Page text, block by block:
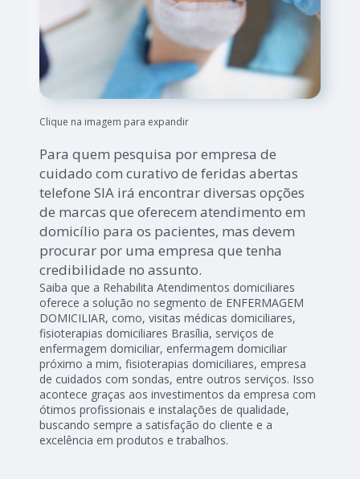
Clique na imagem para expandir
Para quem pesquisa por empresa de
cuidado com curativo de feridas abertas
telefone SIA irá encontrar diversas opções
de marcas que oferecem atendimento em
domicílio para os pacientes, mas devem
procurar por uma empresa que tenha
credibilidade no assunto.
Saiba que a Rehabilita Atendimentos domiciliares
oferece a solução no segmento de ENFERMAGEM
DOMICILIAR, como, visitas médicas domiciliares,
fisioterapias domiciliares Brasília, serviços de
enfermagem domiciliar, enfermagem domiciliar
próximo a mim, fisioterapias domiciliares, empresa
de cuidados com sondas, entre outros serviços. Isso
acontece graças aos investimentos da empresa com
ótimos profissionais e instalações de qualidade,
buscando sempre a satisfação do cliente e a
excelência em produtos e trabalhos.